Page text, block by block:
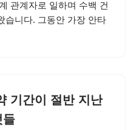
관계자로 일하며 수백 건
습니다. 그동안 가장 안타
기간이 절반 지난
들